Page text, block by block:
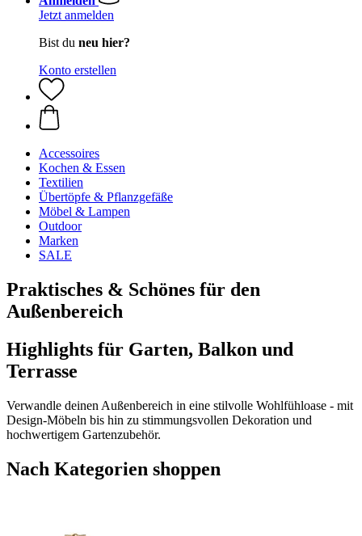
Jetzt anmelden
Bist du neu hier?
Konto erstellen
Accessoires
Kochen & Essen
Textilien
Übertöpfe & Pflanzgefäße
Möbel & Lampen
Outdoor
Marken
SALE
Praktisches & Schönes für den
Außenbereich
Highlights für Garten, Balkon und
Terrasse
Verwandle deinen Außenbereich in eine stilvolle Wohlfühloase - mit
Design-Möbeln bis hin zu stimmungsvollen Dekoration und
hochwertigem Gartenzubehör.
Nach Kategorien shoppen